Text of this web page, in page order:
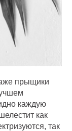
прыщики
каждую
как
так